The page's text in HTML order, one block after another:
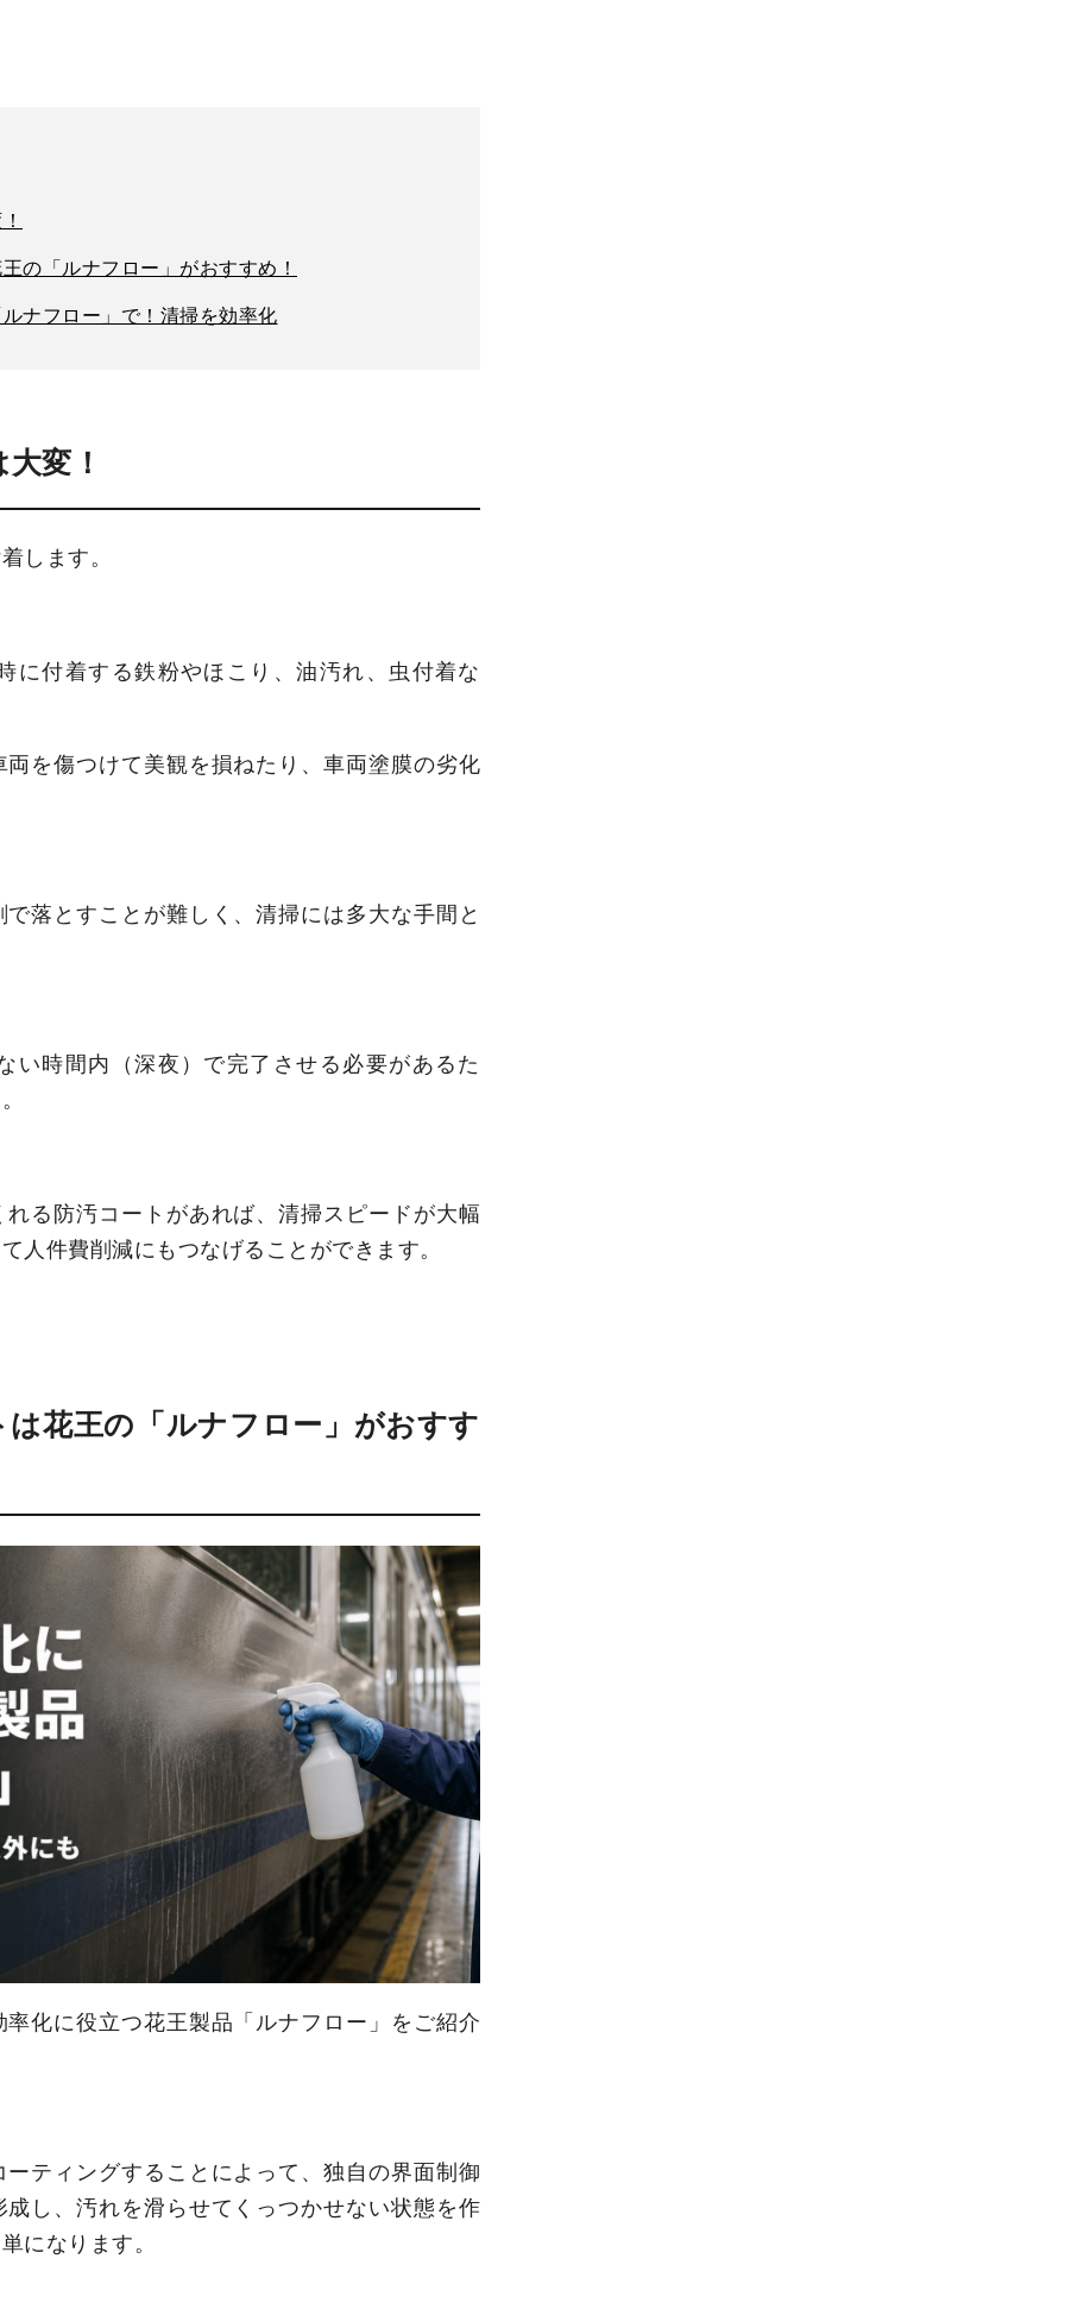
の「ルナフロー」がおすすめ！
ナフロー」で！清掃を効率化
変！
します。
に付着する鉄粉やほこり、油汚れ、虫付着な
を傷つけて美観を損ねたり、車両塗膜の劣化
落とすことが難しく、清掃には多大な手間と
い時間内（深夜）で完了させる必要があるた
る防汚コートがあれば、清掃スピードが大幅
人件費削減にもつなげることができます。
花王の「ルナフロー」がおすす
化に役立つ花王製品「ルナフロー」をご紹介
ティングすることによって、独自の界面制御
し、汚れを滑らせてくっつかせない状態を作
になります。